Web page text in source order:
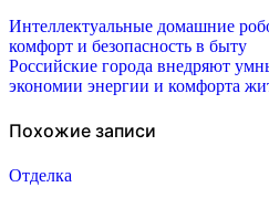
Навигация
по
записям
Интеллектуальные домашние
комфорт и безопасность в быту
Российские города внедряют
экономии энергии и комфорта
Похожие записи
Отделка